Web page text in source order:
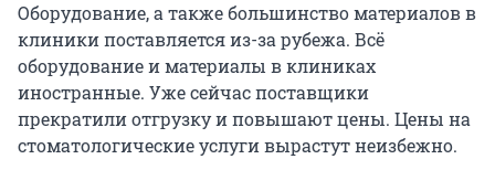
Оборудование, а также большинство материалов в
клиники поставляется из-за рубежа. Всё
оборудование и материалы в клиниках
иностранные. Уже сейчас поставщики
прекратили отгрузку и повышают цены. Цены на
стоматологические услуги вырастут неизбежно.